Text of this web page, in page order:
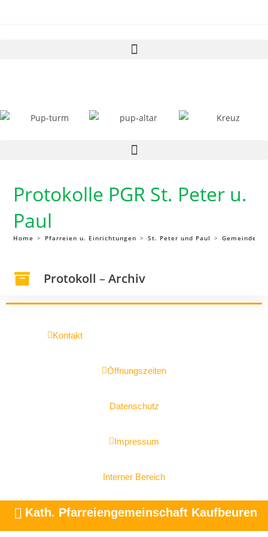
Protokolle PGR St. Peter u.
Paul
Home > Pfarreien u. Einrichtungen > St. Peter und Paul >
Protokoll–Archiv
Kontakt
Öffnungszeiten
Datenschutz
Impressum
Interner Bereich
Kath. Pfarreiengemeinschaft Kaufbeuren